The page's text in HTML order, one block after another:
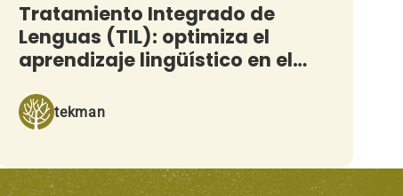
Tratamiento Integrado de
Lenguas (TIL): optimiza el
aprendizaje lingüístico en el
tekman